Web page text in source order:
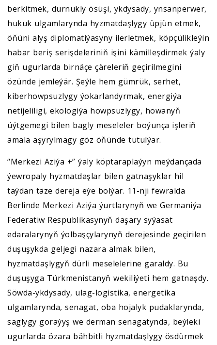
berkitmek, durnukly ösüşi, ykdysady, ynsanperwer,
hukuk ulgamlarynda hyzmatdaşlygy üpjün etmek,
öňüni alyş diplomatiýasyny ilerletmek, köpçülikleýin
habar beriş serişdeleriniň işini kämilleşdirmek ýaly
giň ugurlarda birnäçe çäreleriň geçirilmegini
özünde jemleýär. Şeýle hem gümrük, serhet,
kiberhowpsuzlygy ýokarlandyrmak, energiýa
netijeliligi, ekologiýa howpsuzlygy, howanyň
üýtgemegi bilen bagly meseleler boýunça işleriň
amala aşyrylmagy göz öňünde tutulýar.
“Merkezi Aziýa +” ýaly köptaraplaýyn meýdançada
ýewropaly hyzmatdaşlar bilen gatnaşyklar hil
taýdan täze derejä eýe bolýar. 11-nji fewralda
Berlinde Merkezi Aziýa ýurtlarynyň we Germaniýa
Federatiw Respublikasynyň daşary syýasat
edaralarynyň ýolbaşçylarynyň derejesinde geçirilen
duşuşykda geljegi nazara almak bilen,
hyzmatdaşlygyň dürli meselelerine garaldy. Bu
duşuşyga Türkmenistanyň wekiliýeti hem gatnaşdy.
Söwda-ykdysady, ulag-logistika, energetika
ulgamlarynda, senagat, oba hojalyk pudaklarynda,
saglygy goraýyş we derman senagatynda, beýleki
ugurlarda özara bähbitli hyzmatdaşlygy ösdürmek